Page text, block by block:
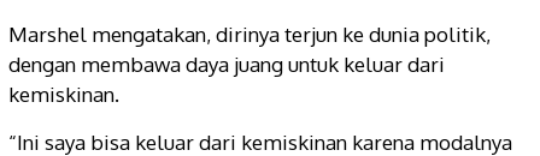
Marshel mengatakan, dirinya terjun ke dunia politik,
dengan membawa daya juang untuk keluar dari
kemiskinan.
“Ini saya bisa keluar dari kemiskinan karena modalnya